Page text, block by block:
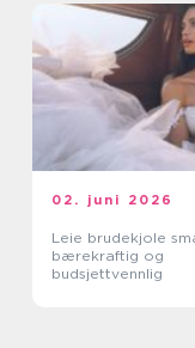
02. juni 2026
Leie brudekjole smart,
bærekraftig og
budsjettvennlig